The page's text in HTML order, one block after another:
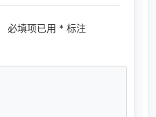
必填项已用 * 标注